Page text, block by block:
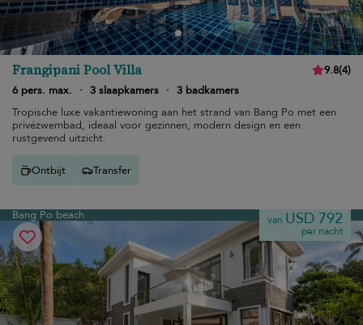
Frangipani Pool Villa 9.8(4)
6 pers. max.
· 3 slaapkamers · 3 badkamers
Tropische luxe vakantiewoning aan het strand van Bang Po met een
privézwembad, ideaal voor gezinnen, modern design en een
rustgevend uitzicht.
Ontbijt Transfer
Bang Po beach van USD 792
per nacht